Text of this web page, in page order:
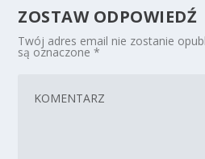
ZOSTAW ODPOWIEDŹ
Twój adres email nie zostanie
są oznaczone*